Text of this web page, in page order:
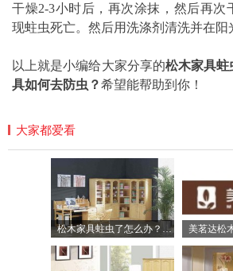
干燥2-3小时后，再次涂抹，然后再次
现蛀虫死亡。然后用洗涤剂清洗并在阳
以上就是小编给大家分享的松木家具蛀
具如何去防虫？希望能帮助到你！
大家都爱看
松木家具蛀虫了怎么办？松木家具如何去防虫？